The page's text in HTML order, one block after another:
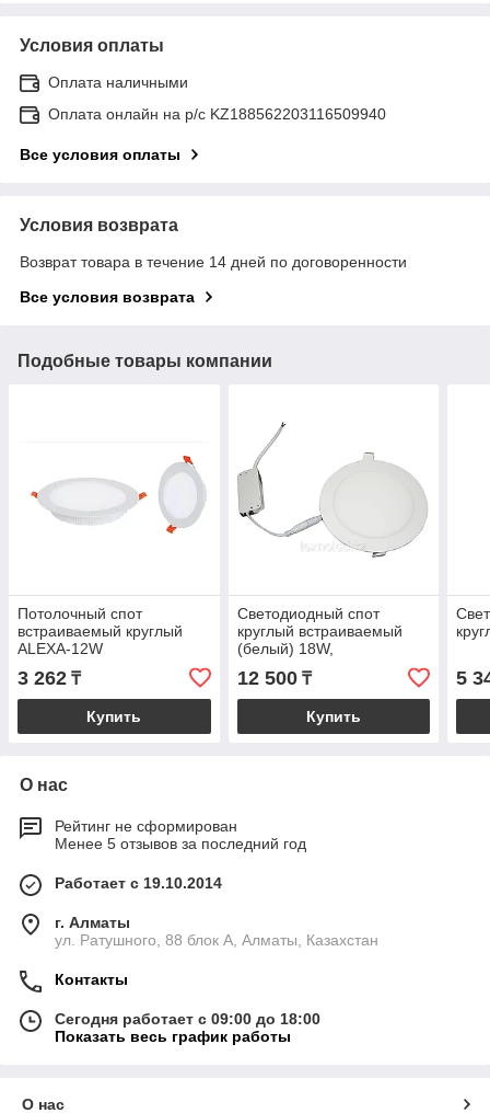
Условия оплаты
Оплата наличными
Оплата онлайн на р/с KZ188562203116509940
Все условия оплаты
Условия возврата
Возврат товара в течение 14 дней по договоренности
Все условия возврата
Подобные товары компании
Потолочный спот
встраиваемый круглый
ALEXA-12W
3 262 ₸
Купить
Светодиодный спот
круглый встраиваемый
(белый) 18W,
4000K,6000К
12 500₸
Купить
5
О нас
Рейтинг не сформирован
Менее 5 отзывов за последний год
Работает с 19.10.2014
г. Алматы
ул. Ратушного, 88 блок A, Алматы, Казахстан
Контакты
Сегодня работает с 09:00 до 18:00
Показать весь график работы
О нас